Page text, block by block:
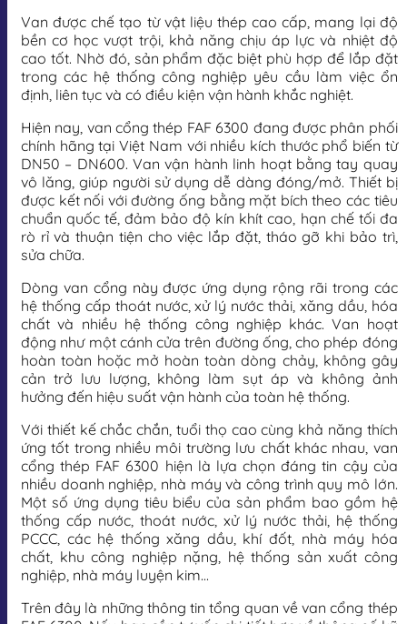
Van được chế tạo từ vật liệu thép cao cấp, mang lại độ
bền cơ học vượt trội, khả năng chịu áp lực và nhiệt độ
cao tốt. Nhờ đó, sản phẩm đặc biệt phù hợp để lắp đặt
trong các hệ thống công nghiệp yêu cầu làm việc ổn
định, liên tục và có điều kiện vận hành khắc nghiệt.
Hiện nay, van cổng thép FAF 6300 đang được phân phối
chính hãng tại Việt Nam với nhiều kích thước phổ biến từ
DN50 – DN600. Van vận hành linh hoạt bằng tay quay
vô lăng, giúp người sử dụng dễ dàng đóng/mở. Thiết bị
được kết nối với đường ống bằng mặt bích theo các tiêu
chuẩn quốc tế, đảm bảo độ kín khít cao, hạn chế tối đa
rò rỉ và thuận tiện cho việc lắp đặt, tháo gỡ khi bảo trì,
sửa chữa.
Dòng van cổng này được ứng dụng rộng rãi trong các
hệ thống cấp thoát nước, xử lý nước thải, xăng dầu, hóa
chất và nhiều hệ thống công nghiệp khác. Van hoạt
động như một cánh cửa trên đường ống, cho phép đóng
hoàn toàn hoặc mở hoàn toàn dòng chảy, không gây
cản trở lưu lượng, không làm sụt áp và không ảnh
hưởng đến hiệu suất vận hành của toàn hệ thống.
Với thiết kế chắc chắn, tuổi thọ cao cùng khả năng thích
ứng tốt trong nhiều môi trường lưu chất khác nhau, van
cổng thép FAF 6300 hiện là lựa chọn đáng tin cậy của
nhiều doanh nghiệp, nhà máy và công trình quy mô lớn.
Một số ứng dụng tiêu biểu của sản phẩm bao gồm hệ
thống cấp nước, thoát nước, xử lý nước thải, hệ thống
PCCC, các hệ thống xăng dầu, khí đốt, nhà máy hóa
chất, khu công nghiệp nặng, hệ thống sản xuất công
nghiệp, nhà máy luyện kim…
Trên đây là những thông tin tổng quan về van cổng thép